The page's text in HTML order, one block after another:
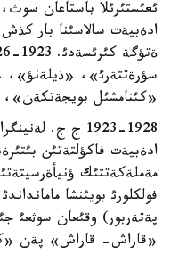
ادةبيةت سالاسئنا بار
سؤرةتتةرئ»،
«كئنامشئل بويجةتكةن»،
1923-1928 ج ج.
ادةبيةت فاكؤلتةتئن
مةملةكةتتئك
فولكلورئ بويئنشا
پةتةربور) وقئعان سوثعئ
«قاراش- قاراش» پةن